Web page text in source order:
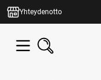
content
Yhteydenotto